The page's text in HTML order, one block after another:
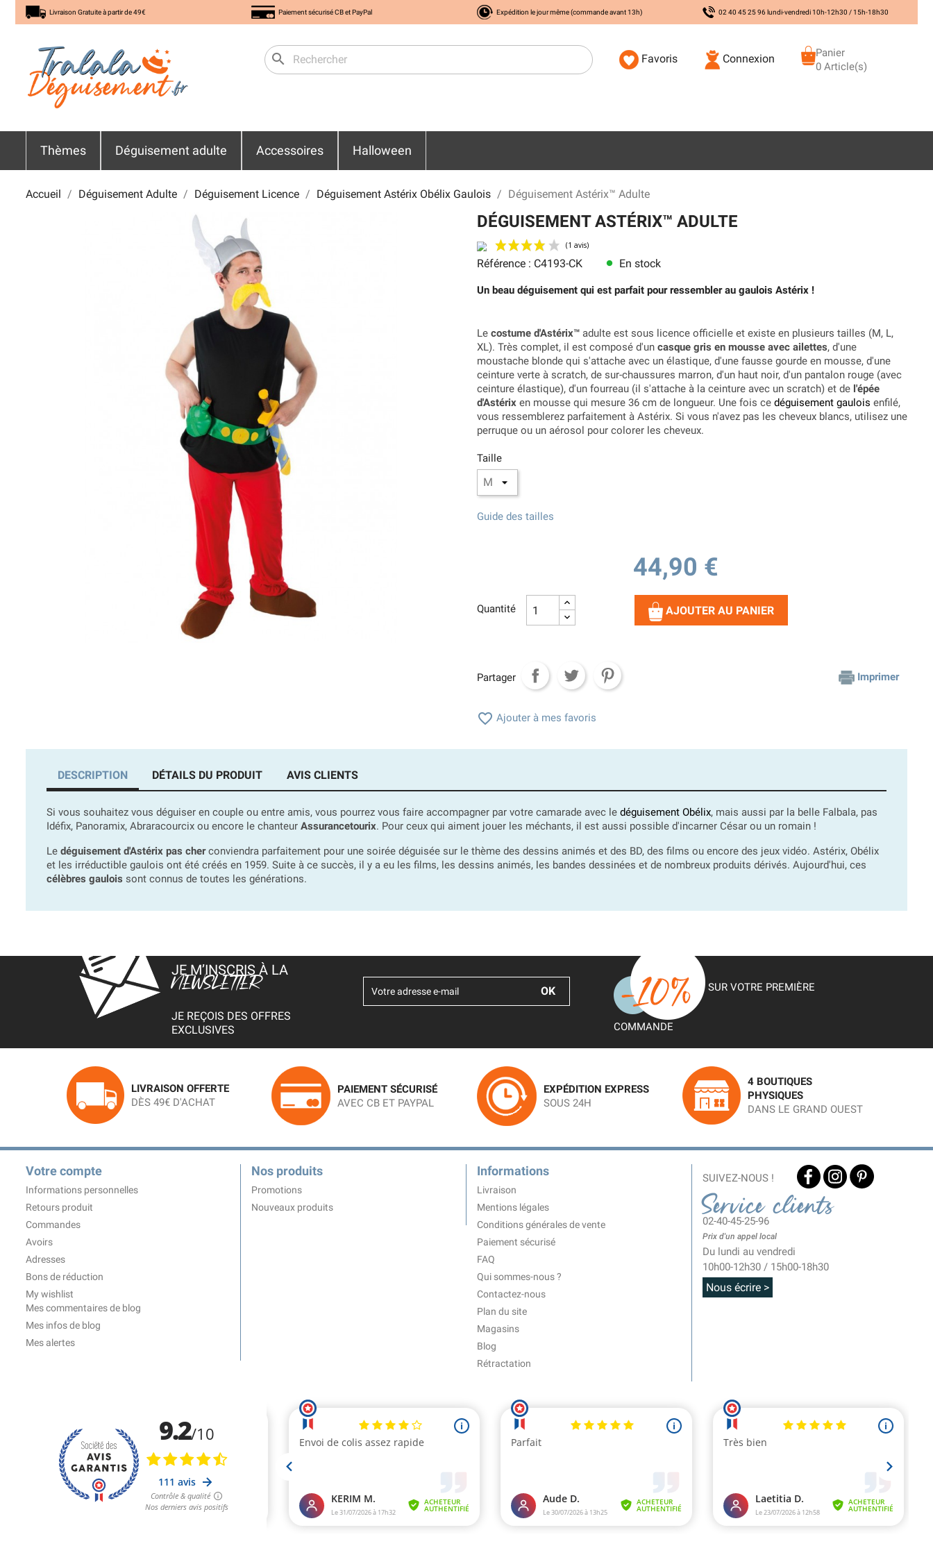
Livraison Gratuite à partir de 49€ Paiement sécurisé CB et PayPal Expédition le jour même (commande avant 13h) 02 40 45 25 96 lundi-vendredi 10h-12h30 / 15h-18h30
search Favoris Connexion
Panier
0 Article(s)
Thèmes Déguisement adulte Accessoires Halloween
Accueil Déguisement Adulte Déguisement Licence Déguisement Astérix Obélix Gaulois Déguisement Astérix™ Adulte
DÉGUISEMENT ASTÉRIX™ ADULTE
(1 avis)
Référence : C4193-CK lens En stock
Un beau déguisement qui est parfait pour ressembler au gaulois Astérix !
Le costume d'Astérix™ adulte est sous licence officielle et existe en plusieurs tailles (M, L,
XL). Très complet, il est composé d'un casque gris en mousse avec ailettes, d'une
moustache blonde qui s'attache avec un élastique, d'une fausse gourde en mousse, d'une
ceinture verte à scratch, de sur-chaussures marron, d'un haut noir, d'un pantalon rouge (avec
ceinture élastique), d'un fourreau (il s'attache à la ceinture avec un scratch) et de l'épée
d'Astérix en mousse qui mesure 36 cm de longueur. Une fois ce déguisement gaulois enfilé,
vous ressemblerez parfaitement à Astérix. Si vous n'avez pas les cheveux blancs, utilisez une
perruque ou un aérosol pour colorer les cheveux.
Taille
Guide des tailles
44,90 €
Quantité AJOUTER AU PANIER
Partager Imprimer
 Ajouter à mes favoris
DESCRIPTION DÉTAILS DU PRODUIT AVIS CLIENTS
Si vous souhaitez vous déguiser en couple ou entre amis, vous pourrez vous faire accompagner par votre camarade avec le déguisement Obélix, mais aussi par la belle Falbala, pas
Idéfix, Panoramix, Abraracourcix ou encore le chanteur Assurancetourix. Pour ceux qui aiment jouer les méchants, il est aussi possible d'incarner César ou un romain !
Le déguisement d'Astérix pas cherconviendra parfaitement pour une soirée déguisée sur le thème des dessins animés et des BD, des films ou encore des jeux vidéo. Astérix, Obélix
et les irréductible gaulois ont été créés en 1959. Suite à ce succès, il y a eu les films, les dessins animés, les bandes dessinées et de nombreux produits dérivés. Aujourd'hui, ces
célèbres gaulois sont connus de toutes les générations.
JE M’INSCRIS À LA
NEWSLETTER
JE REÇOIS DES OFFRES
EXCLUSIVES
SUR VOTRE PREMIÈRE
COMMANDE
LIVRAISON OFFERTE
DÈS 49€ D'ACHAT
PAIEMENT SÉCURISÉ
AVEC CB ET PAYPAL
EXPÉDITION EXPRESS
SOUS 24H
4 BOUTIQUES
PHYSIQUES
DANS LE GRAND OUEST
Votre compte
Informations personnelles
Retours produit
Commandes
Avoirs
Adresses
Bons de réduction
My wishlist
Mes commentaires de blog
Mes infos de blog
Mes alertes
Nos produits
Promotions
Nouveaux produits
Informations
Livraison
Mentions légales
Conditions générales de vente
Paiement sécurisé
FAQ
Qui sommes-nous ?
Contactez-nous
Plan du site
Magasins
Blog
Rétractation
SUIVEZ-NOUS !
Service clients
02-40-45-25-96
Prix d'un appel local
Du lundi au vendredi
10h00-12h30 / 15h00-18h30
Nous écrire >